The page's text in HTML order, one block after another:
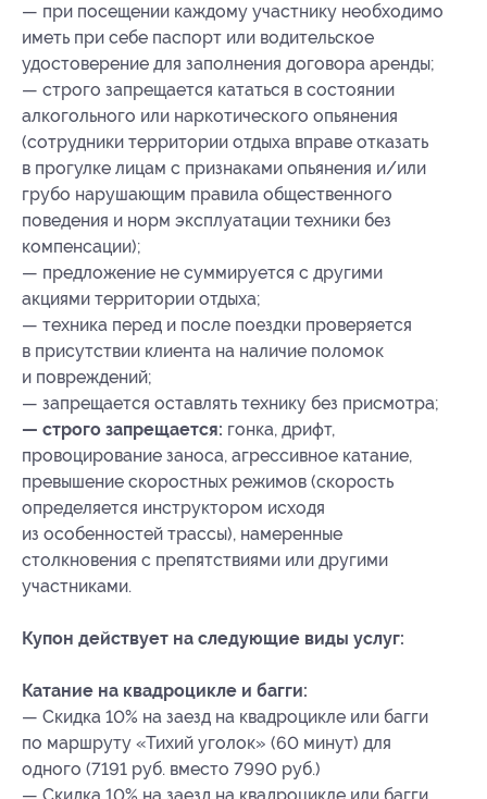
— при посещении каждому участнику необходимо
иметь при себе паспорт или водительское
удостоверение для заполнения договора аренды;
— строго запрещается кататься в состоянии
алкогольного или наркотического опьянения
(сотрудники территории отдыха вправе отказать
в прогулке лицам с признаками опьянения и/или
грубо нарушающим правила общественного
поведения и норм эксплуатации техники без
компенсации);
— предложение не суммируется с другими
акциями территории отдыха;
— техника перед и после поездки проверяется
в присутствии клиента на наличие поломок
и повреждений;
— запрещается оставлять технику без присмотра;
— строго запрещается: гонка, дрифт,
провоцирование заноса, агрессивное катание,
превышение скоростных режимов (скорость
определяется инструктором исходя
из особенностей трассы), намеренные
столкновения с препятствиями или другими
участниками.
Купон действует на следующие виды услуг:
Катание на квадроцикле и багги:
— Скидка 10% на заезд на квадроцикле или багги
по маршруту «Тихий уголок» (60 минут) для
одного (7191 руб. вместо 7990 руб.)